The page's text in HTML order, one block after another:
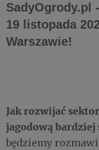
SadyOgrody.pl
19 listopada
Warszawie!
Jak rozwijać
jagodową
będziemy